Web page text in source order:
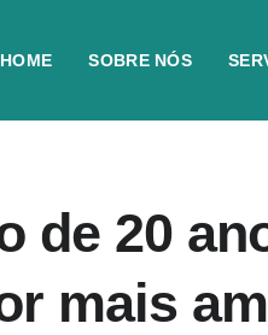
HOME SOBRE NÓS
de 20
mais